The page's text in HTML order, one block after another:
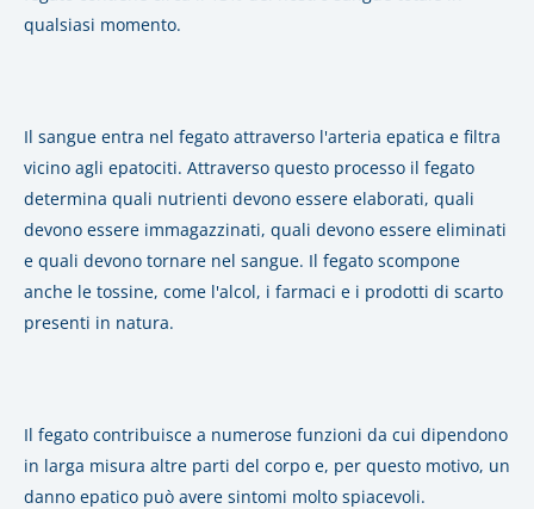
qualsiasi momento.
Il sangue entra nel fegato attraverso l'arteria epatica e filtra
vicino agli epatociti. Attraverso questo processo il fegato
determina quali nutrienti devono essere elaborati, quali
devono essere immagazzinati, quali devono essere eliminati
e quali devono tornare nel sangue. Il fegato scompone
anche le tossine, come l'alcol, i farmaci e i prodotti di scarto
presenti in natura.
Il fegato contribuisce a numerose funzioni da cui dipendono
in larga misura altre parti del corpo e, per questo motivo, un
danno epatico può avere sintomi molto spiacevoli.